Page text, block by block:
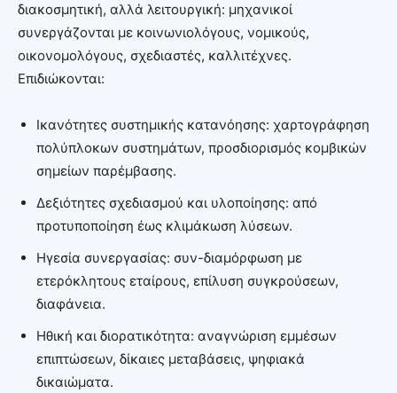
διακοσμητική, αλλά λειτουργική: μηχανικοί
συνεργάζονται με κοινωνιολόγους, νομικούς,
οικονομολόγους, σχεδιαστές, καλλιτέχνες.
Επιδιώκονται:
Ικανότητες συστημικής κατανόησης: χαρτογράφηση
πολύπλοκων συστημάτων, προσδιορισμός κομβικών
σημείων παρέμβασης.
Δεξιότητες σχεδιασμού και υλοποίησης: από
προτυποποίηση έως κλιμάκωση λύσεων.
Ηγεσία συνεργασίας: συν-διαμόρφωση με
ετερόκλητους εταίρους, επίλυση συγκρούσεων,
διαφάνεια.
Ηθική και διορατικότητα: αναγνώριση εμμέσων
επιπτώσεων, δίκαιες μεταβάσεις, ψηφιακά
δικαιώματα.